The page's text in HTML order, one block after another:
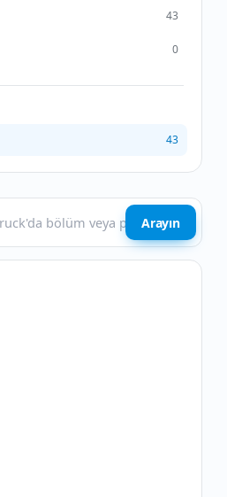
43
0
43
Arayın